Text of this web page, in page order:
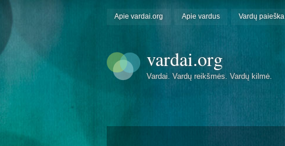
Apie vardai.org Apie vardus Vardų paieška
vardai.org
Vardai. Vardų reikšmės. Vardų kilmė.